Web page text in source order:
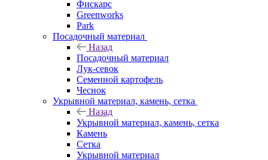
Фискарс
Greenworks
Park
Посадочный материал
Назад
Посадочный материал
Лук-севок
Семенной картофель
Чеснок
Укрывной материал, камень, сетка
Назад
Укрывной материал, камень, сетка
Камень
Сетка
Укрывной материал